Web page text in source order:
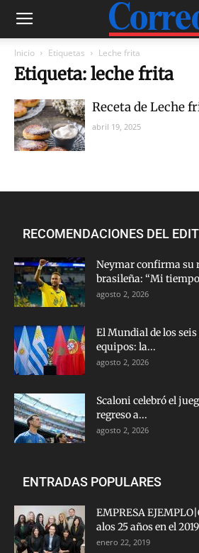
Inicio Etiquetas Leche frita
Etiqueta: leche frita
Receta de Leche
abril 19, 2025
RECOMENDACIONES DEL
Neymar confirma su
brasileña: “Mi
agosto 2, 2026
El Mundial de los
equipos: la...
agosto 2, 2026
Scaloni celebró el
regreso a...
agosto 2, 2026
ENTRADAS POPULARES
EMPRESA
alos 25 años en el 2019
enero 22, 2019